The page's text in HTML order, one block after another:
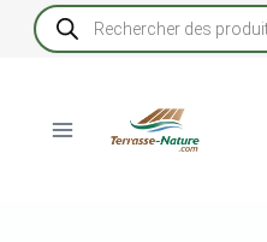
Recherche
de
produits